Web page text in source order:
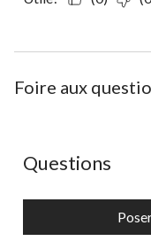
Foire aux
Aucune question n'a
Questions